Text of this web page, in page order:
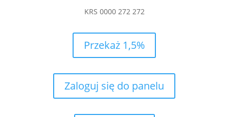
KRS 0000 272 272
Przekaż 1,5%
Zaloguj się do panelu